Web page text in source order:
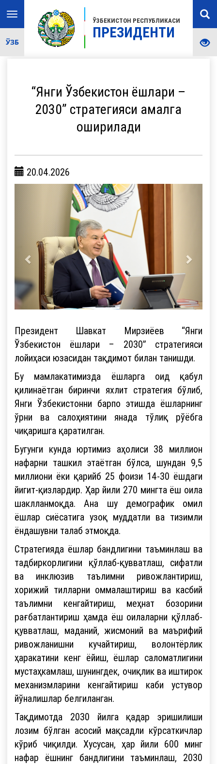
ЎЗБЕКИСТОН РЕСПУБЛИКАСИ
ПРЕЗИДЕНТИ
Toggle
navigation
ЎЗБ
“Янги Ўзбекистон ёшлари –
2030” стратегияси амалга
оширилади
20.04.2026
Президент Шавкат Мирзиёев “Янги
Ўзбекистон ёшлари – 2030” стратегияси
лойиҳаси юзасидан тақдимот билан танишди.
Бу мамлакатимизда ёшларга оид қабул
қилинаётган биринчи яхлит стратегия бўлиб,
Янги Ўзбекистонни барпо этишда ёшларнинг
ўрни ва салоҳиятини янада тўлиқ рўёбга
чиқаришга қаратилган.
Бугунги кунда юртимиз аҳолиси 38 миллион
нафарни ташкил этаётган бўлса, шундан 9,5
миллиони ёки қарийб 25 фоизи 14-30 ёшдаги
йигит-қизлардир. Ҳар йили 270 мингта ёш оила
шаклланмоқда. Ана шу демографик омил
ёшлар сиёсатига узоқ муддатли ва тизимли
ёндашувни талаб этмоқда.
Стратегияда ёшлар бандлигини таъминлаш ва
тадбиркорлигини қўллаб-қувватлаш, сифатли
ва инклюзив таълимни ривожлантириш,
хорижий тилларни оммалаштириш ва касбий
таълимни кенгайтириш, меҳнат бозорини
рағбатлантириш ҳамда ёш оилаларни қўллаб-
қувватлаш, маданий, жисмоний ва маърифий
ривожланишни кучайтириш, волонтёрлик
ҳаракатини кенг ёйиш, ёшлар саломатлигини
мустаҳкамлаш, шунингдек, очиқлик ва иштирок
механизмларини кенгайтириш каби устувор
йўналишлар белгиланган.
Тақдимотда 2030 йилга қадар эришилиши
лозим бўлган асосий мақсадли кўрсаткичлар
кўриб чиқилди. Хусусан, ҳар йили 600 минг
нафар ёшнинг бандлигини таъминлаш, 2030